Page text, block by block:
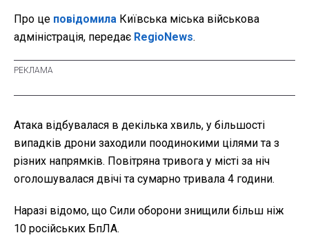
Про це повідомила Київська міська військова
адміністрація, передає RegioNews.
Атака відбувалася в декілька хвиль, у більшості
випадків дрони заходили поодинокими цілями та з
різних напрямків. Повітряна тривога у місті за ніч
оголошувалася двічі та сумарно тривала 4 години.
Наразі відомо, що Сили оборони знищили більш ніж
10 російських БпЛА.